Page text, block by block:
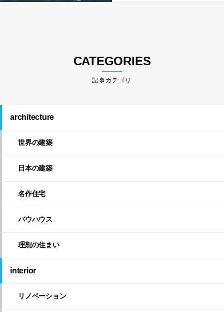
CATEGORIES
architecture
世界の建築
日本の建築
名作住宅
バウハウス
理想の住まい
interior
リノベーション